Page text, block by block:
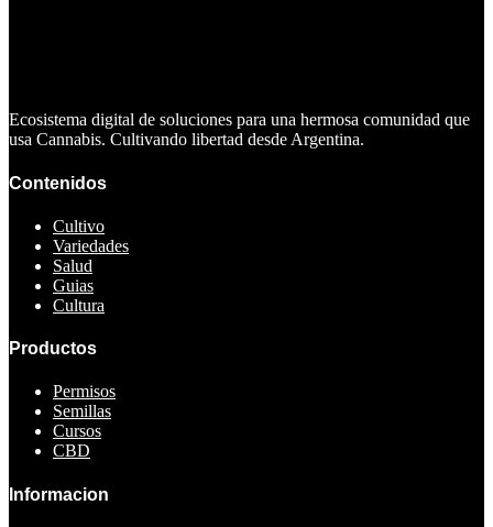
Ecosistema digital de soluciones para una hermosa comunidad que
usa Cannabis. Cultivando libertad desde Argentina.
Contenidos
Cultivo
Variedades
Salud
Guias
Cultura
Productos
Permisos
Semillas
Cursos
CBD
Informacion